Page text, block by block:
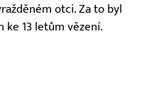
otci. Za to byl
ke 13 letům vězení.